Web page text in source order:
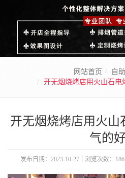
网站首页
自
开无烟烧烤店用火山石电
开无烟烧烤店用火山
气的好
发布日期：2023-10-27 浏览次数：